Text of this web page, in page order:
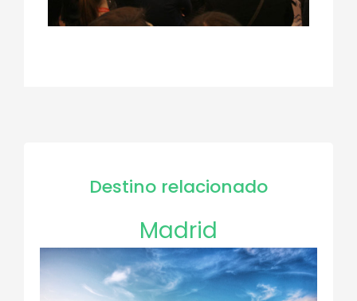
Destino relacionado
Madrid